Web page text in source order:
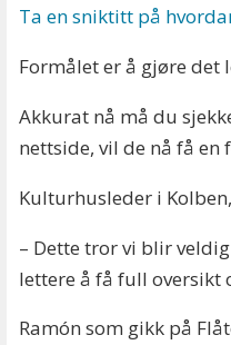
Ta en sniktitt på
Formålet er å gjøre
Akkurat nå må du
nettside, vil de nå få en
Kulturhusleder i
– Dette tror vi blir
lettere å få full oversikt
Ramón som gikk på